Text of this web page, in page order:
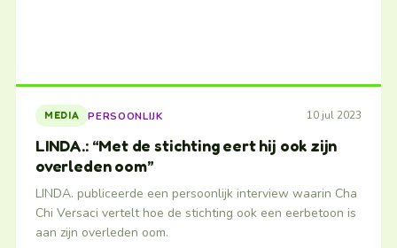
MEDIA PERSOONLIJK 10 jul 2023
LINDA.: “Met de stichting eert hij ook zijn
overleden oom”
LINDA. publiceerde een persoonlijk interview waarin Cha
Chi Versaci vertelt hoe de stichting ook een eerbetoon is
aan zijn overleden oom.